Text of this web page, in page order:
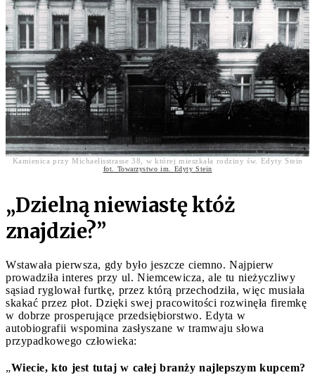
Kamienica przy Michaelisstrasse 38, w której mieszkała rodziny św. Edyty Stein
fot. Towarzystwo im. Edyty Stein
„Dzielną niewiastę któż
znajdzie?”
Wstawała pierwsza, gdy było jeszcze ciemno. Najpierw
prowadziła interes przy ul. Niemcewicza, ale tu nieżyczliwy
sąsiad ryglował furtkę, przez którą przechodziła, więc musiała
skakać przez płot. Dzięki swej pracowitości rozwinęła firemkę
w dobrze prosperujące przedsiębiorstwo. Edyta w
autobiografii wspomina zasłyszane w tramwaju słowa
przypadkowego człowieka:
„Wiecie, kto jest tutaj w całej branży najlepszym kupcem?